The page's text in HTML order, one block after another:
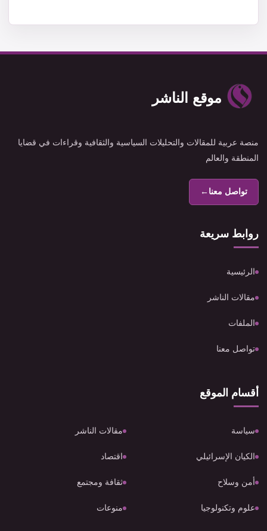
موقع الناشر
منصة عربية للمقالات والتحليلات السياسية والثقافية وقراءات في قضايا
المنطقة والعالم
تواصل معنا←
روابط سريعة
الرئيسية
مقالات الناشر
الملفات
تواصل معنا
أقسام الموقع
سياسة مقالات الناشر
الكيان الإسرائيلي اقتصاد
أمن وسلاح ثقافة ومجتمع
علوم وتكنولوجيا منوعات